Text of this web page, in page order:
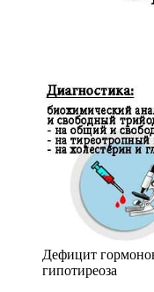
Дефицит
гипотиреоза